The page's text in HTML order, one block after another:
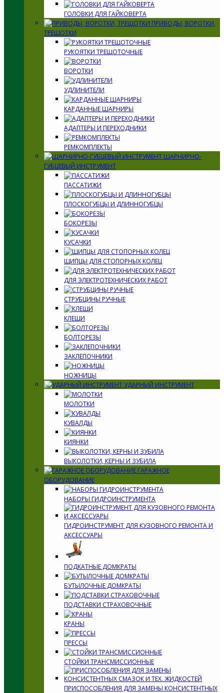
ГОЛОВКИ ДЛЯ ГАЙКОВЕРТА
ПРИВОДЫ, ВОРОТКИ,
ТРЕЩОТКИ
РУКОЯТКИ ТРЕЩОТОЧНЫЕ
ВОРОТКИ
УДЛИНИТЕЛИ
КАРДАННЫЕ ШАРНИРЫ
АДАПТЕРЫ И ПЕРЕХОДНИКИ
РЕМКОМПЛЕКТЫ
ШАРНИРНО-
ГУБЦЕВЫЙ ИНСТРУМЕНТ
ПАССАТИЖИ
ПЛОСКОГУБЦЫ И ДЛИННОГУБЦЫ
БОКОРЕЗЫ
КУСАЧКИ
ЩИПЦЫ ДЛЯ СТОПОРНЫХ КОЛЕЦ
ДЛЯ ЭЛЕКТРОТЕХНИЧЕСКИХ РАБОТ
СТРУБЦИНЫ РУЧНЫЕ
КЛЕЩИ
БОЛТОРЕЗЫ
ЗАКЛЕПОЧНИКИ
НОЖНИЦЫ
УДАРНЫЙ ИНСТРУМЕНТ
МОЛОТКИ
КУВАЛДЫ
КИЯНКИ
ВЫКОЛОТКИ, КЕРНЫ И ЗУБИЛА
ГАРАЖНОЕ
ОБОРУДОВАНИЕ
НАБОРЫ ГИДРОИНСТРУМЕНТА
ГИДРОИНСТРУМЕНТ ДЛЯ КУЗОВНОГО РЕМОНТА И
АКСЕССУАРЫ
ПОДКАТНЫЕ ДОМКРАТЫ
БУТЫЛОЧНЫЕ ДОМКРАТЫ
ПОДСТАВКИ СТРАХОВОЧНЫЕ
КРАНЫ
ПРЕССЫ
СТОЙКИ ТРАНСМИССИОННЫЕ
ПРИСПОСОБЛЕНИЯ ДЛЯ ЗАМЕНЫ КОНСИСТЕНТНЫХ